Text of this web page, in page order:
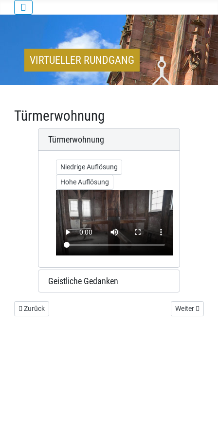
VIRTUELLER RUNDGANG
Türmerwohnung
Türmerwohnung
Niedrige Auflösung
Hohe Auflösung
Geistliche Gedanken
Vorheriger Beitrag: Versteckte Orte
Zurück Nächster
Weiter